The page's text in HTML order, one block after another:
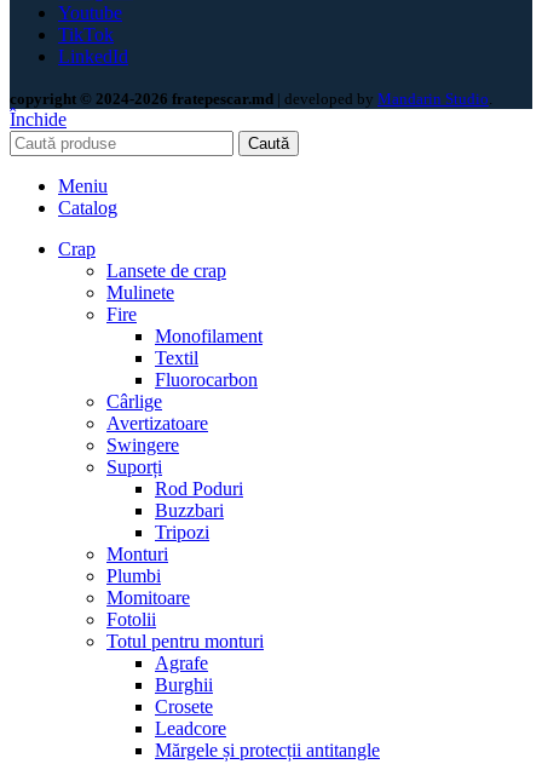
Youtube
TikTok
LinkedId
copyright © 2024-2026 fratepescar.md | developed by Mandarin Studio
Închide
Caută
Meniu
Catalog
Crap
Lansete de crap
Mulinete
Fire
Monofilament
Textil
Fluorocarbon
Cârlige
Avertizatoare
Swingere
Suporți
Rod Poduri
Buzzbari
Tripozi
Monturi
Plumbi
Momitoare
Fotolii
Totul pentru monturi
Agrafe
Burghii
Crosete
Leadcore
Mărgele și protecții antitangle